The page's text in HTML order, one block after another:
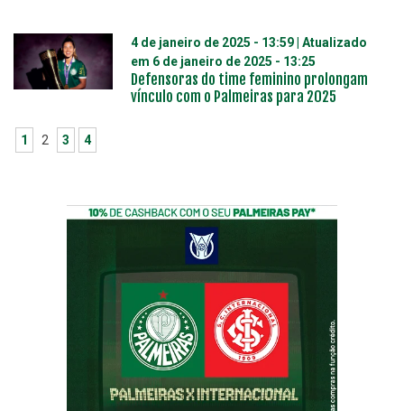
4 de janeiro de 2025 - 13:59 | Atualizado
em 6 de janeiro de 2025 - 13:25
Defensoras do time feminino prolongam
vínculo com o Palmeiras para 2025
1 2 3 4